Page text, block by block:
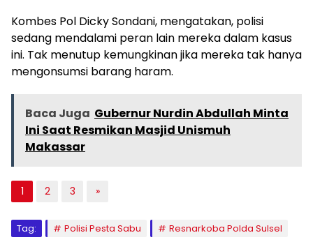
Kombes Pol Dicky Sondani, mengatakan, polisi
sedang mendalami peran lain mereka dalam kasus
ini. Tak menutup kemungkinan jika mereka tak hanya
mengonsumsi barang haram.
Baca Juga Gubernur Nurdin Abdullah Minta
Ini Saat Resmikan Masjid Unismuh
Makassar
1 2 3 »
Tag: Polisi Pesta Sabu Resnarkoba Polda Sulsel